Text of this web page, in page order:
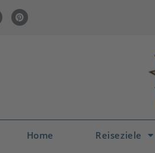
Home Reiseziele